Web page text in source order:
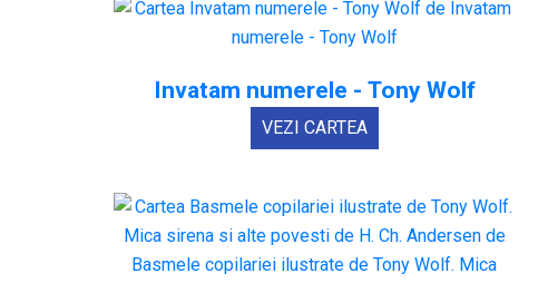
Invatam numerele - Tony Wolf
VEZI CARTEA